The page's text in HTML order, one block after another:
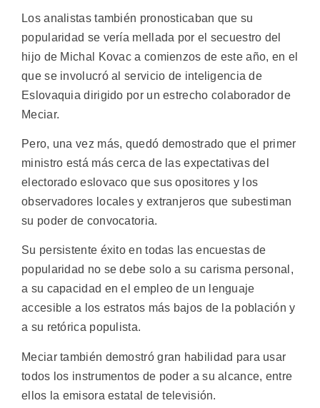
Los analistas también pronosticaban que su
popularidad se vería mellada por el secuestro del
hijo de Michal Kovac a comienzos de este año, en el
que se involucró al servicio de inteligencia de
Eslovaquia dirigido por un estrecho colaborador de
Meciar.
Pero, una vez más, quedó demostrado que el primer
ministro está más cerca de las expectativas del
electorado eslovaco que sus opositores y los
observadores locales y extranjeros que subestiman
su poder de convocatoria.
Su persistente éxito en todas las encuestas de
popularidad no se debe solo a su carisma personal,
a su capacidad en el empleo de un lenguaje
accesible a los estratos más bajos de la población y
a su retórica populista.
Meciar también demostró gran habilidad para usar
todos los instrumentos de poder a su alcance, entre
ellos la emisora estatal de televisión.